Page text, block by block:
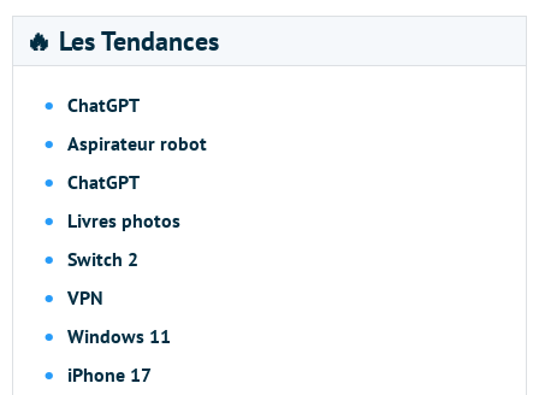
🔥 Les Tendances
ChatGPT
Aspirateur robot
ChatGPT
Livres photos
Switch 2
VPN
Windows 11
iPhone 17